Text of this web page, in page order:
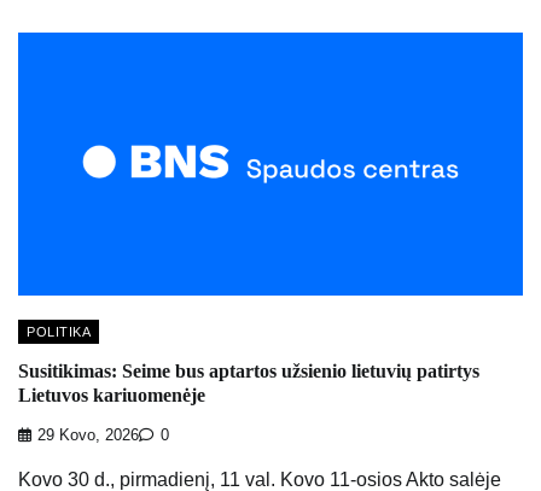
POLITIKA
Susitikimas: Seime bus aptartos užsienio lietuvių patirtys
Lietuvos kariuomenėje
29 Kovo, 2026 0
Kovo 30 d., pirmadienį, 11 val. Kovo 11-osios Akto salėje